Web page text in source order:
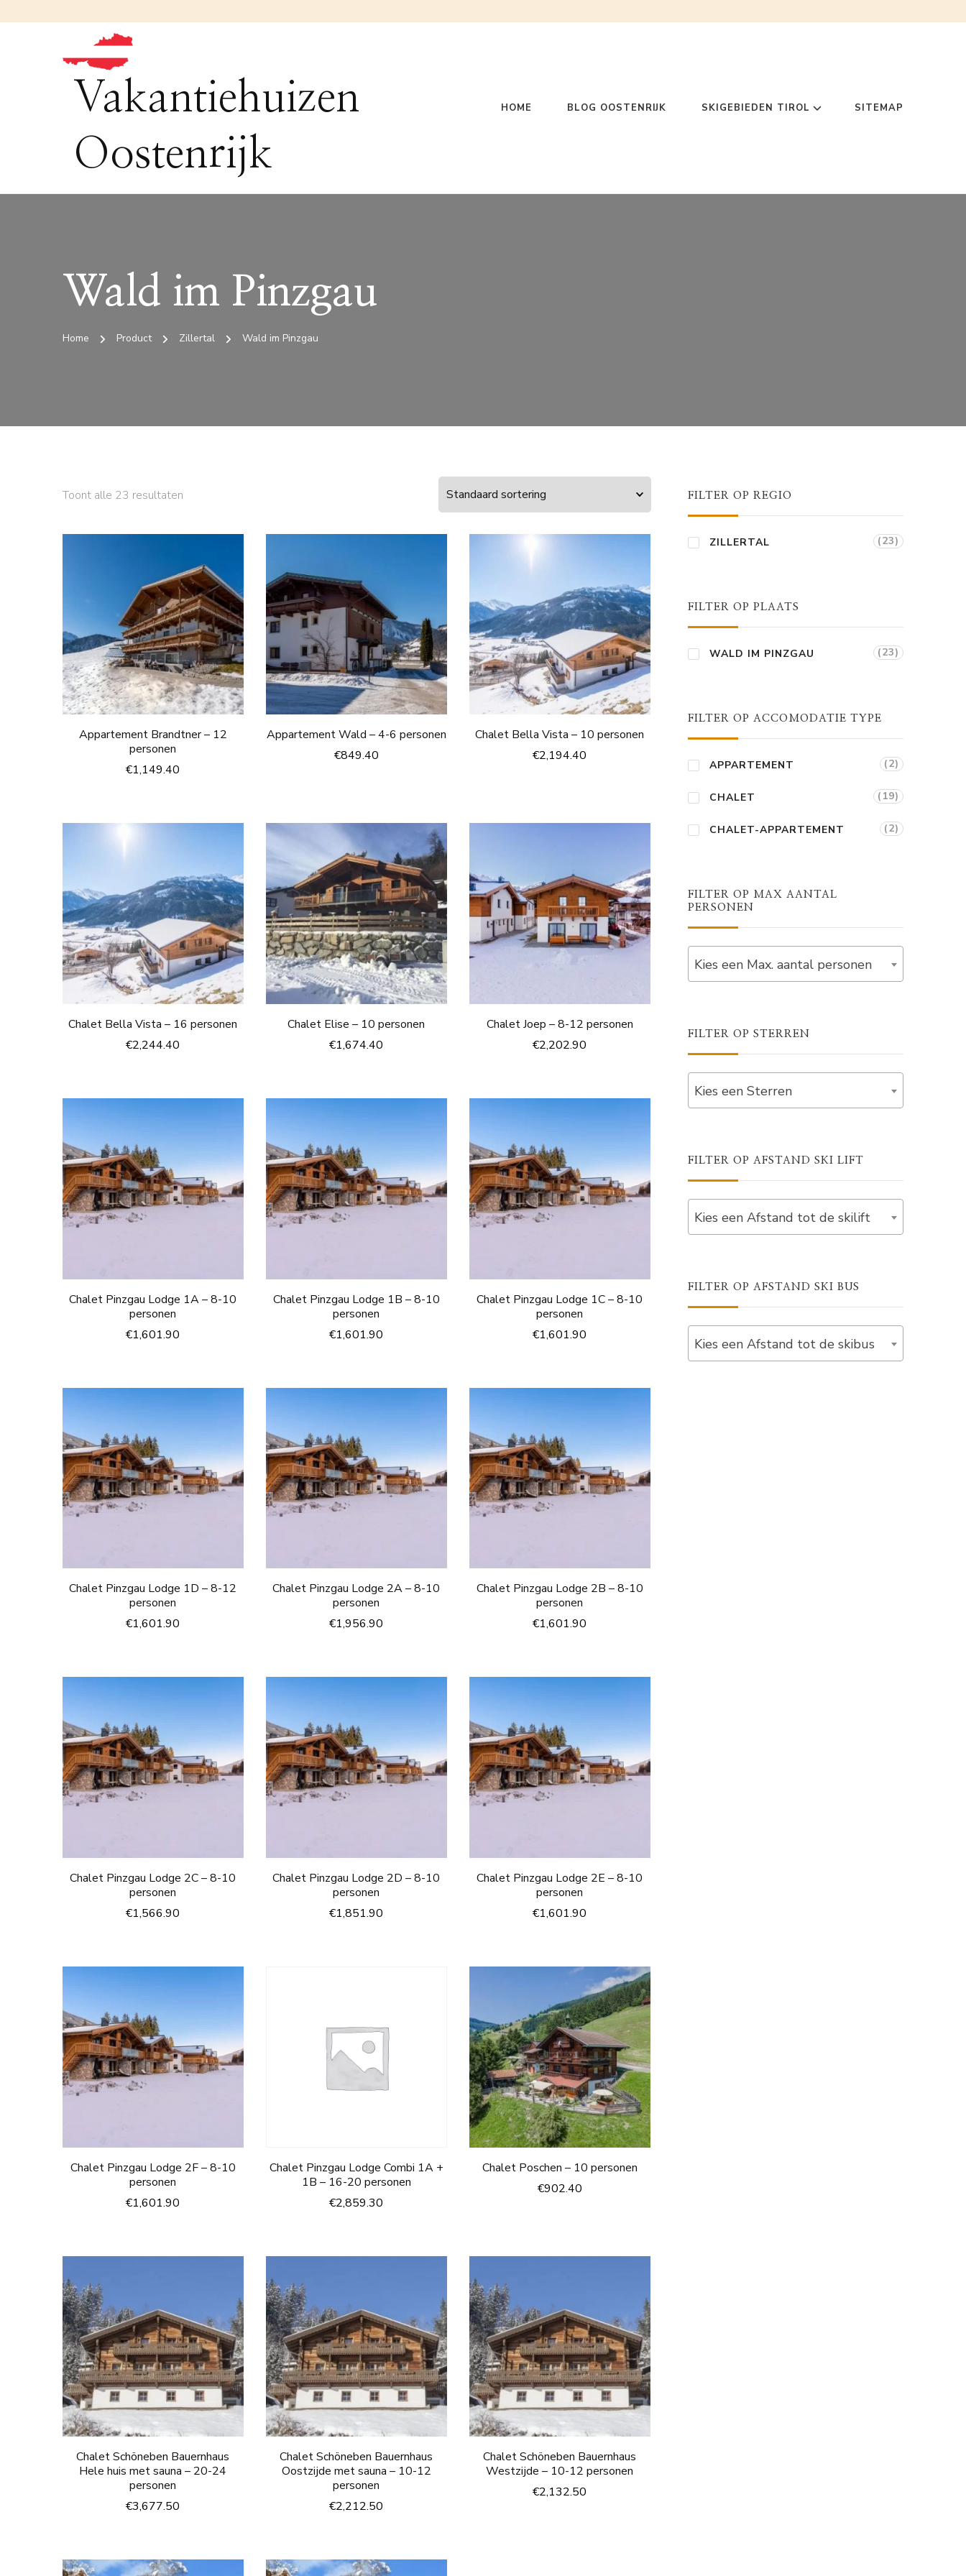
Vakantiehuizen
Oostenrijk
HOME BLOG OOSTENRIJK SKIGEBIEDEN TIROL SITEMAP
Wald im Pinzgau
Home Product Zillertal Wald im Pinzgau
Toont alle 23 resultaten
Appartement Brandtner – 12
personen
€1,149.40
Appartement Wald – 4-6 personen
€849.40
Chalet Bella Vista – 10 personen
€2,194.40
Chalet Bella Vista – 16 personen
€2,244.40
Chalet Elise – 10 personen
€1,674.40
Chalet Joep – 8-12 personen
€2,202.90
Chalet Pinzgau Lodge 1A – 8-10
personen
€1,601.90
Chalet Pinzgau Lodge 1B – 8-10
personen
€1,601.90
Chalet Pinzgau Lodge 1C – 8-10
personen
€1,601.90
Chalet Pinzgau Lodge 1D – 8-12
personen
€1,601.90
Chalet Pinzgau Lodge 2A – 8-10
personen
€1,956.90
Chalet Pinzgau Lodge 2B – 8-10
personen
€1,601.90
Chalet Pinzgau Lodge 2C – 8-10
personen
€1,566.90
Chalet Pinzgau Lodge 2D – 8-10
personen
€1,851.90
Chalet Pinzgau Lodge 2E – 8-10
personen
€1,601.90
Chalet Pinzgau Lodge 2F – 8-10
personen
€1,601.90
Chalet Pinzgau Lodge Combi 1A +
1B – 16-20 personen
€2,859.30
Chalet Poschen – 10 personen
€902.40
Chalet Schöneben Bauernhaus
Hele huis met sauna – 20-24
personen
€3,677.50
Chalet Schöneben Bauernhaus
Oostzijde met sauna – 10-12
personen
€2,212.50
Chalet Schöneben Bauernhaus
Westzijde – 10-12 personen
€2,132.50
FILTER OP REGIO
ZILLERTAL (23)
FILTER OP PLAATS
WALD IM PINZGAU (23)
FILTER OP ACCOMODATIE TYPE
APPARTEMENT (2)
CHALET (19)
CHALET-APPARTEMENT (2)
FILTER OP MAX AANTAL
PERSONEN
Kies een Max. aantal personen
FILTER OP STERREN
Kies een Sterren
FILTER OP AFSTAND SKI LIFT
Kies een Afstand tot de skilift
FILTER OP AFSTAND SKI BUS
Kies een Afstand tot de skibus